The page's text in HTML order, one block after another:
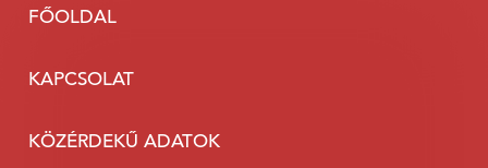
FŐOLDAL
KAPCSOLAT
KÖZÉRDEKŰ ADATOK